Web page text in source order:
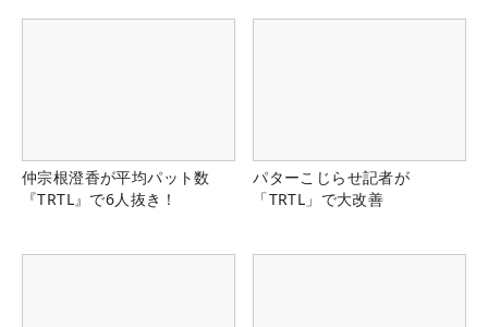
仲宗根澄香が平均パット数
『TRTL』で6人抜き！
パターこじらせ記者が
「TRTL」で大改善